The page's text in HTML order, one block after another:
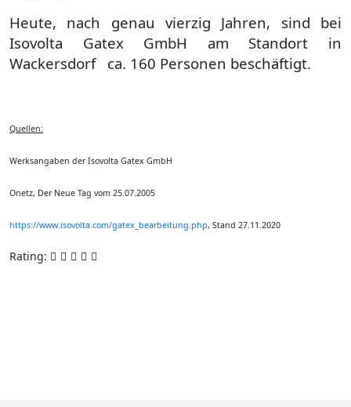
Heute, nach genau vierzig Jahren, sind bei
Isovolta Gatex GmbH am Standort in
Wackersdorf ca. 160 Personen beschäftigt.
Quellen:
Werksangaben der Isovolta Gatex GmbH
Onetz, Der Neue Tag vom 25.07.2005
https://www.isovolta.com/gatex_bearbeitung.php, Stand 27.11.2020
Rating: